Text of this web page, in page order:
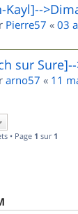
Kayl]--
Pierre57 « 03
sur
arno57 « 11
• Page 1 sur 1